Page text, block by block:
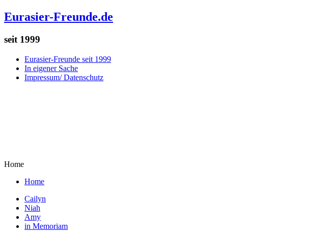
Eurasier-Freunde.de
seit 1999
Eurasier-Freunde seit 1999
In eigener Sache
Impressum/ Datenschutz
Home
Home
Cailyn
Niah
Amy
in Memoriam